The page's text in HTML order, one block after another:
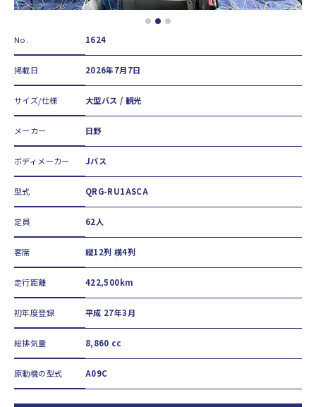
No. 1624
掲載日 2026年7月7日
サイズ/仕様 大型バス / 観光
メーカー 日野
ボディメーカー Jバス
型式 QRG-RU1ASCA
定員 62人
客席 縦12列 横4列
走行距離 422,500km
初年度登録 平成 27年3月
総排気量 8,860 cc
原動機の型式 A09C